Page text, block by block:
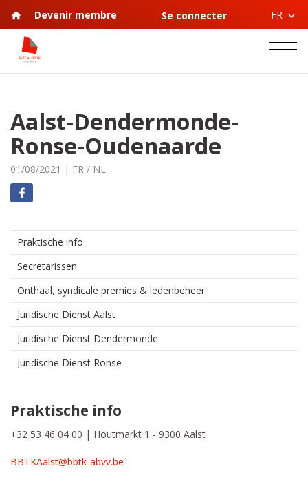
Devenir membre Se connecter FR
Aalst-Dendermonde-
Ronse-Oudenaarde
01/08/2021 | FR / NL
Praktische info
Secretarissen
Onthaal, syndicale premies & ledenbeheer
Juridische Dienst Aalst
Juridische Dienst Dendermonde
Juridische Dienst Ronse
Praktische info
+32 53 46 04 00 | Houtmarkt 1 - 9300 Aalst
BBTKAalst@bbtk-abvv.be